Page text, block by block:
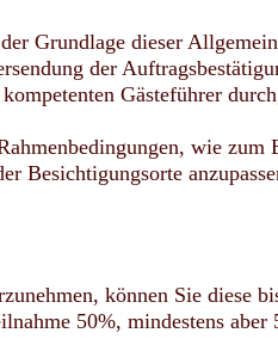
Grundlage dieser
der
Gästeführer
wie zum
Besichtigungsorte
können Sie diese
50%, mindestens